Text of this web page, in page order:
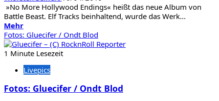
/
Flash
Forward
»No More Hollywood Endings« heißt das neue Album von
Battle Beast. Elf Tracks beinhaltend, wurde das Werk...
MehrMehr
Informationen
über
Fotos:
Beast
Arion
Fotos: Gluecifer / Ondt Blod
1 Minute Lesezeit
Livepics
Fotos: Gluecifer / Ondt Blod